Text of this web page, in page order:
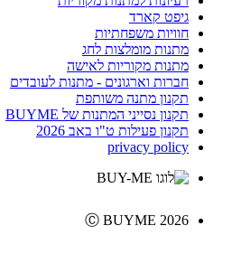
גיפט קארד
חוויות משפחתיות
מתנות מומלצות לחג
מתנות מקוריות לאישה
חברות וארגונים - מתנות לעובדים
תקנון מתנה משותפת
תקנון נסייני המתנות של BUYME
תקנון פעילות ט"ו באב 2026
privacy policy
Ⓒ BUYME 2026